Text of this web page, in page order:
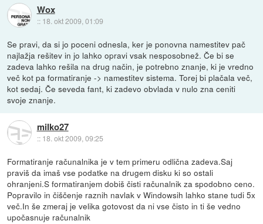
Wox
:: 18. okt 2009, 01:09
Se pravi, da si jo poceni odnesla, ker je ponovna namestitev pač
najlažja rešitev in jo lahko opravi vsak nesposobnež. Če bi se
zadeva lahko rešila na drug način, je potrebno znanje, ki je vredno
več kot pa formatiranje -> namestitev sistema. Torej bi plačala več,
kot sedaj. Če seveda fant, ki zadevo obvlada v nulo zna ceniti
svoje znanje.
milko27
:: 18. okt 2009, 09:25
Formatiranje računalnika je v tem primeru odlična zadeva.Saj
praviš da imaš vse podatke na drugem disku ki so ostali
ohranjeni.S formatiranjem dobiš čisti računalnik za spodobno ceno.
Popravilo in čiščenje raznih navlak v Windowsih lahko stane tudi 5x
več.In še zmeraj je velika gotovost da ni vse čisto in ti še vedno
upočasnuje računalnik